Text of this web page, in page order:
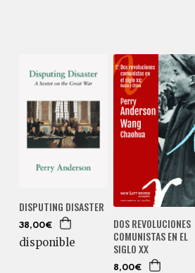
DISPUTING DISASTER
38,00€
disponible
DOS REVOLUCIONES
COMUNISTAS EN EL
SIGLO XX
8,00€